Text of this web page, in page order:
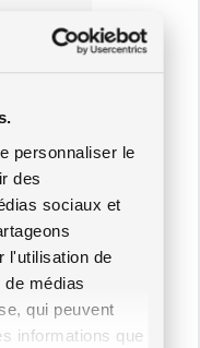
personnaliser le
des
sociaux et
l'utilisation de
médias
qui peuvent
informations que